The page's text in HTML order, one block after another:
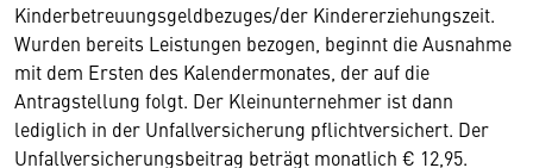
Kinderbetreuungsgeldbezuges/der Kindererziehungszeit.
Wurden bereits Leistungen bezogen, beginnt die Ausnahme
mit dem Ersten des Kalendermonates, der auf die
Antragstellung folgt. Der Kleinunternehmer ist dann
lediglich in der Unfallversicherung pflichtversichert. Der
Unfallversicherungsbeitrag beträgt monatlich € 12,95.